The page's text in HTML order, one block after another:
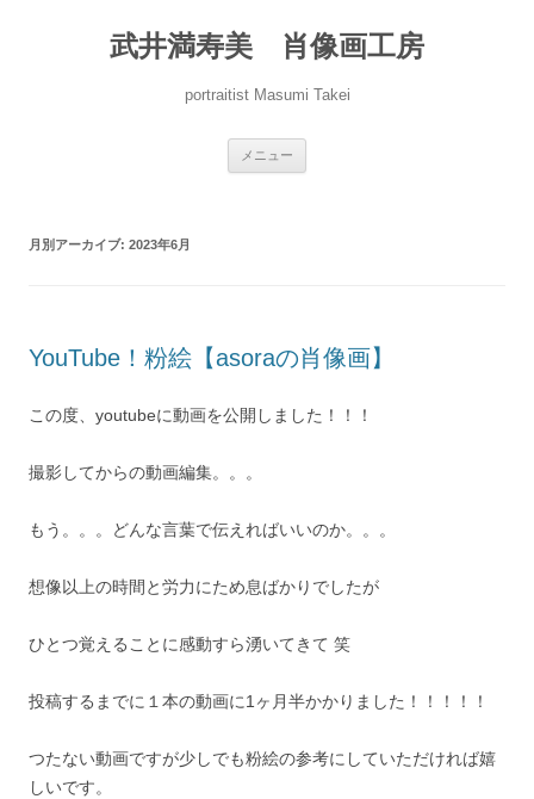
武井満寿美 肖像画工房
portraitist Masumi Takei
メニュー
月別アーカイブ: 2023年6月
YouTube！粉絵【asoraの肖像画】
この度、youtubeに動画を公開しました！！！
撮影してからの動画編集。。。
もう。。。どんな言葉で伝えればいいのか。。。
想像以上の時間と労力にため息ばかりでしたが
ひとつ覚えることに感動すら湧いてきて 笑
投稿するまでに１本の動画に1ヶ月半かかりました！！！！！
つたない動画ですが少しでも粉絵の参考にしていただければ嬉
しいです。